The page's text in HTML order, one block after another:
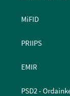
MiFID
PRIIPS
EMIR
PSD2 -